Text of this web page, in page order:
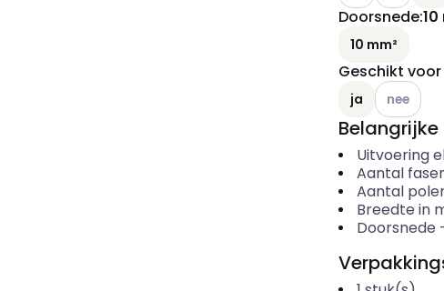
Doorsnede:10
10 mm²
Geschikt
ja Andere
nee
Uitvoering
Aantal
Aantal
Breedte in
Doorsnede